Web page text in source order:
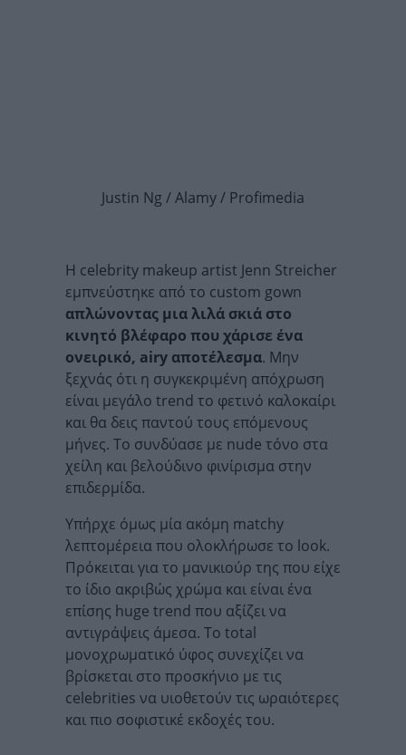
Justin Ng / Alamy / Profimedia
H celebrity makeup artist Jenn Streicher
εμπνεύστηκε από το custom gown
απλώνοντας μια λιλά σκιά στο
κινητό βλέφαρο που χάρισε ένα
ονειρικό, airy αποτέλεσμα. Μην
ξεχνάς ότι η συγκεκριμένη απόχρωση
είναι μεγάλο trend το φετινό καλοκαίρι
και θα δεις παντού τους επόμενους
μήνες. Το συνδύασε με nude τόνο στα
χείλη και βελούδινο φινίρισμα στην
επιδερμίδα.
Υπήρχε όμως μία ακόμη matchy
λεπτομέρεια που ολοκλήρωσε το look.
Πρόκειται για το μανικιούρ της που είχε
το ίδιο ακριβώς χρώμα και είναι ένα
επίσης huge trend που αξίζει να
αντιγράψεις άμεσα. Το total
μονοχρωματικό ύφος συνεχίζει να
βρίσκεται στο προσκήνιο με τις
celebrities να υιοθετούν τις ωραιότερες
και πιο σοφιστικέ εκδοχές του.